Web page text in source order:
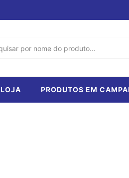
SEARCH
LOJA PRODUTOS EM